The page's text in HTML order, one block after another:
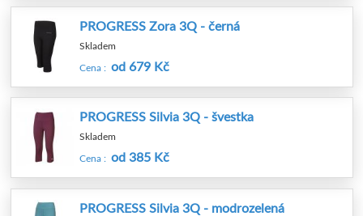
PROGRESS Zora 3Q - černá
Skladem
Cena : od 679 Kč
PROGRESS Silvia 3Q - švestka
Skladem
Cena : od 385 Kč
PROGRESS Silvia 3Q - modrozelená